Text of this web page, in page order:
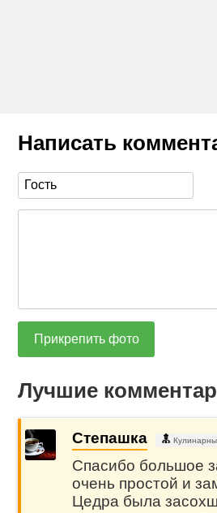
Написать
Прикрепить фото
Лучшие
Степашка
Спасибо большое
очень простой и
Цедра была